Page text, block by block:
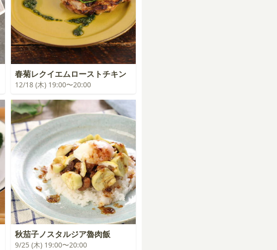
春菊レクイエムローストチキン
12/18 (木) 19:00〜20:00
秋茄子ノスタルジア魯肉飯
9/25 (木) 19:00〜20:00